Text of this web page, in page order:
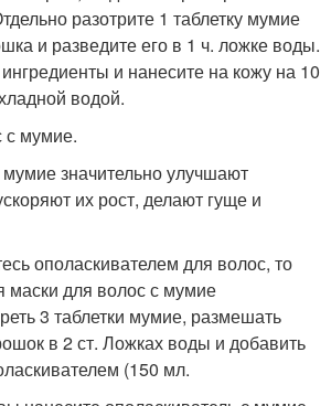
разотрите 1 таблетку мумие
и разведите его в 1 ч. ложке воды.
и нанесите на кожу на 10
водой.
с мумие.
значительно улучшают
их рост, делают гуще и
ополаскивателем для волос, то
маски для волос с мумие
3 таблетки мумие, размешать
в 2 ст. Ложках воды и добавить
(150 мл.